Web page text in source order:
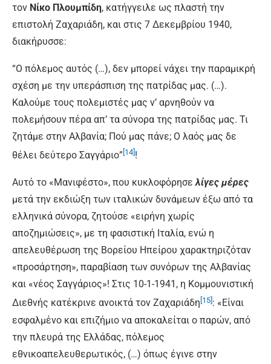
τον Νίκο Πλουμπίδη, κατήγγειλε ως πλαστή την
επιστολή Ζαχαριάδη, και στις 7 Δεκεμβρίου 1940,
διακήρυσσε:
“Ο πόλεμος αυτός (…), δεν μπορεί νάχει την παραμικρή
σχέση με την υπεράσπιση της πατρίδας μας. (…).
Καλούμε τους πολεμιστές μας ν’ αρνηθούν να
πολεμήσουν πέρα απ’ τα σύνορα της πατρίδας μας. Τι
ζητάμε στην Αλβανία; Πού μας πάνε; Ο λαός μας δε
θέλει δεύτερο Σαγγάριο” [14] !
Αυτό το «Μανιφέστο», που κυκλοφόρησελίγες μέρες
μετά την εκδιώξη των ιταλικών δυνάμεων έξω από τα
ελληνικά σύνορα, ζητούσε «ειρήνη χωρίς
αποζημιώσεις», με τη φασιστική Ιταλία, ενώ η
απελευθέρωση της Βορείου Ηπείρου χαρακτηριζόταν
«προσάρτηση», παραβίαση των συνόρων της Αλβανίας
και «νέος Σαγγάριος»! Στις 10-1-1941, η Κομμουνιστική
Διεθνής κατέκρινε ανοικτά τον Ζαχαριάδη [15]: «Είναι
εσφαλμένο και επιζήμιο να αποκαλείται ο παρών, από
την πλευρά της Ελλάδας, πόλεμος
εθνικοαπελευθερωτικός, (…) όπως έγινε στην